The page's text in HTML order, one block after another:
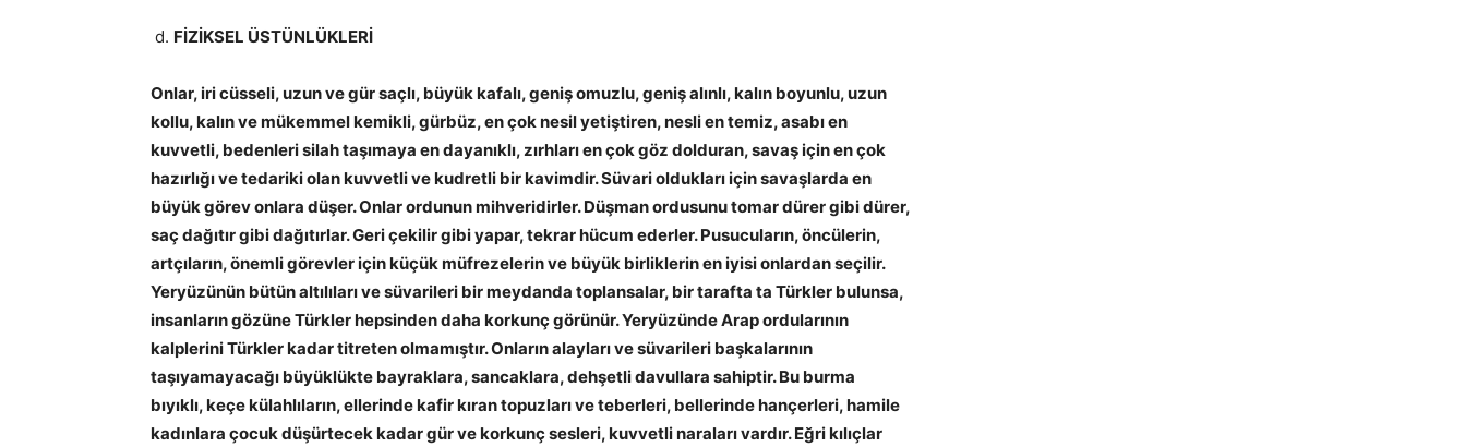
FİZİKSEL ÜSTÜNLÜKLERİ
Onlar, iri cüsseli, uzun ve gür saçlı, büyük kafalı, geniş omuzlu, geniş alınlı, kalın boyunlu, uzun
kollu, kalın ve mükemmel kemikli, gürbüz, en çok nesil yetiştiren, nesli en temiz, asabı en
kuvvetli, bedenleri silah taşımaya en dayanıklı, zırhları en çok göz dolduran, savaş için en çok
hazırlığı ve tedariki olan kuvvetli ve kudretli bir kavimdir. Süvari oldukları için savaşlarda en
büyük görev onlara düşer. Onlar ordunun mihveridirler. Düşman ordusunu tomar dürer gibi dürer,
saç dağıtır gibi dağıtırlar. Geri çekilir gibi yapar, tekrar hücum ederler. Pusucuların, öncülerin,
artçıların, önemli görevler için küçük müfrezelerin ve büyük birliklerin en iyisi onlardan seçilir.
Yeryüzünün bütün altılıları ve süvarileri bir meydanda toplansalar, bir tarafta ta Türkler bulunsa,
insanların gözüne Türkler hepsinden daha korkunç görünür. Yeryüzünde Arap ordularının
kalplerini Türkler kadar titreten olmamıştır. Onların alayları ve süvarileri başkalarının
taşıyamayacağı büyüklükte bayraklara, sancaklara, dehşetli davullara sahiptir. Bu burma
bıyıklı, keçe külahlıların, ellerinde kafir kıran topuzları ve teberleri, bellerinde hançerleri, hamile
kadınlara çocuk düşürtecek kadar gür ve korkunç sesleri, kuvvetli naraları vardır. Eğri kılıçlar